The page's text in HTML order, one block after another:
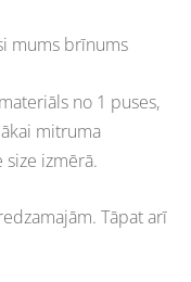
mums brīnums
no 1 puses,
mitruma
size izmērā.
Tāpat arī